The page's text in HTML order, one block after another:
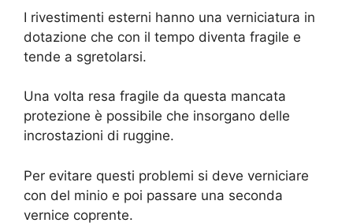
I rivestimenti esterni hanno una verniciatura in
dotazione che con il tempo diventa fragile e
tende a sgretolarsi.
Una volta resa fragile da questa mancata
protezione è possibile che insorgano delle
incrostazioni di ruggine.
Per evitare questi problemi si deve verniciare
con del minio e poi passare una seconda
vernice coprente.